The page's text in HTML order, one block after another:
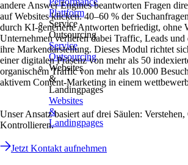
Plattform
Service
Outsourcing
Service
Outsourcing
Websites
&
Landingpages
Websites
&
Landingpages
andere Answer Engines beantworten Fragen
auf Websites klicken. 40–60 % der
durch KI-generierte Antworten befriedigt, ohne
Unternehmen verlieren dabei Traffic, Leads
ihre Markendarstellung. Dieses Modul richtet
einer digitalen Präsenz von mehr als 50
organischem Traffic von mehr als 10.000
aktivem Content-Marketing in einem
Unser Ansatz basiert auf drei Säulen:
Kontrollieren.
Jetzt Kontakt aufnehmen